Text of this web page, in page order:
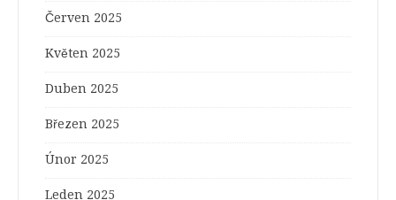
Červen 2025
Květen 2025
Duben 2025
Březen 2025
Únor 2025
Leden 2025